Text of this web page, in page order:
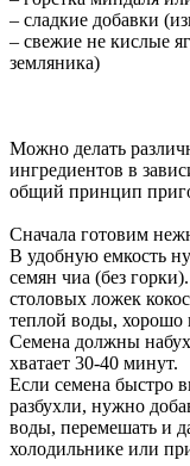
– сладкие добавки
– свежие не кислые
земляника)
Можно делать
ингредиентов в
общий принцип
Сначала готовим
В удобную емкость
семян чиа (без
столовых ложек
теплой воды, хорошо
Семена должны
хватает 30-40 минут.
Если семена быстро
разбухли, нужно
воды, перемешать и
холодильнике или